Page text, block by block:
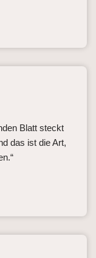
Blatt steckt
das ist die Art,